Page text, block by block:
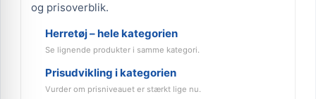
og prisoverblik.
Herretøj – hele kategorien
Se lignende produkter i samme kategori.
Prisudvikling i kategorien
Vurder om prisniveauet er stærkt lige nu.